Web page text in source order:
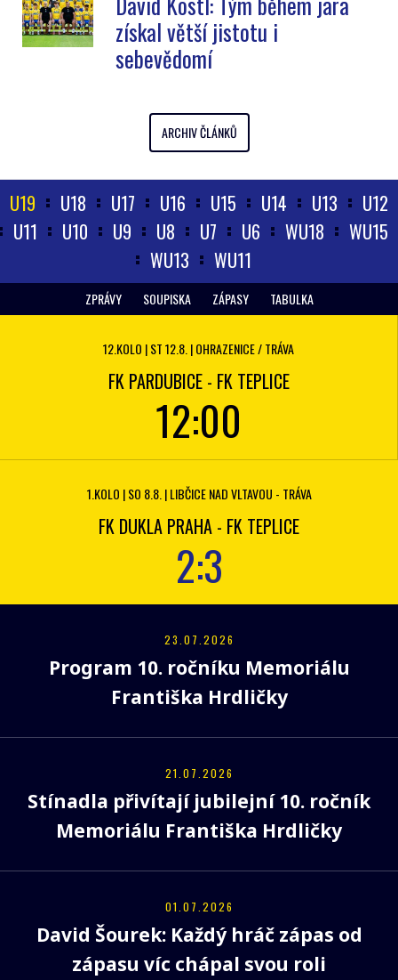
získal větší jistotu i
sebevědomí
ARCHIV ČLÁNKŮ
U19 U18 U17 U16 U15 U14 U13
U12
U11
U10 U9 U8 U7 U6 WU18
WU15
WU13
WU11
ZPRÁVY SOUPISKA ZÁPASY TABULKA
12.KOLO | ST 12.8. | OHRAZENICE / TRÁVA
FK PARDUBICE - FK TEPLICE
12:00
1.KOLO | SO 8.8. | LIBČICE NAD VLTAVOU - TRÁVA
FK DUKLA PRAHA - FK TEPLICE
2:3
23.07.2026
Program 10. ročníku Memoriálu
Františka Hrdličky
21.07.2026
Stínadla přivítají jubilejní 10. ročník
Memoriálu Františka Hrdličky
01.07.2026
David Šourek: Každý hráč zápas od
zápasu víc chápal svou roli